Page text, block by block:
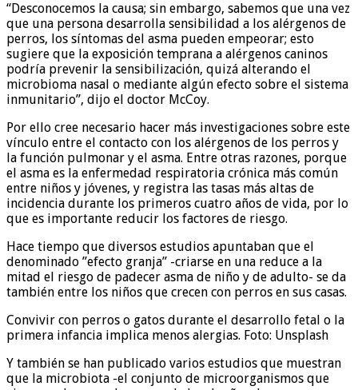
“Desconocemos la causa; sin embargo, sabemos que una vez
que una persona desarrolla sensibilidad a los alérgenos de
perros, los síntomas del asma pueden empeorar; esto
sugiere que la exposición temprana a alérgenos caninos
podría prevenir la sensibilización, quizá alterando el
microbioma nasal o mediante algún efecto sobre el sistema
inmunitario”, dijo el doctor McCoy.
Por ello cree necesario hacer más investigaciones sobre este
vínculo entre el contacto con los alérgenos de los perros y
la función pulmonar y el asma. Entre otras razones, porque
el asma es la enfermedad respiratoria crónica más común
entre niños y jóvenes, y registra las tasas más altas de
incidencia durante los primeros cuatro años de vida, por lo
que es importante reducir los factores de riesgo.
Hace tiempo que diversos estudios apuntaban que el
denominado ”efecto granja” -criarse en una reduce a la
mitad el riesgo de padecer asma de niño y de adulto- se da
también entre los niños que crecen con perros en sus casas.
Convivir con perros o gatos durante el desarrollo fetal o la
primera infancia implica menos alergias. Foto: Unsplash
Y también se han publicado varios estudios que muestran
que la microbiota -el conjunto de microorganismos que